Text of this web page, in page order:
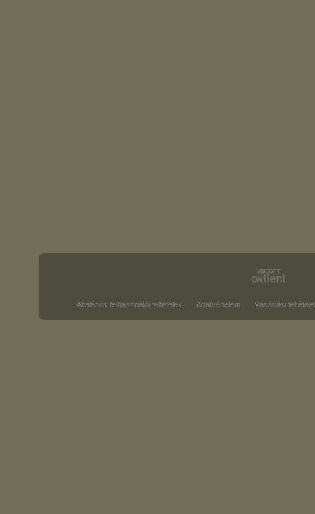
Általános felhasználói feltételek Adatvédelem Vásárlási